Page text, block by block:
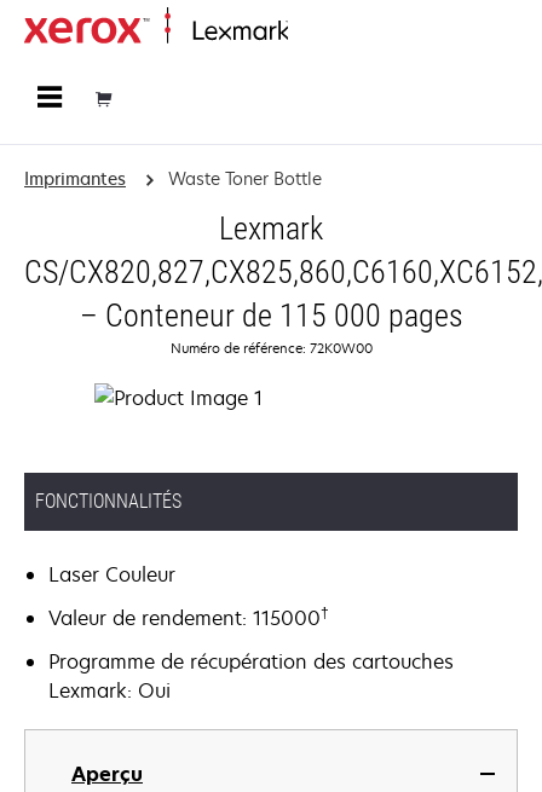
Imprimantes Waste Toner Bottle
Lexmark
CS/
– Conteneur de 115 000 pages
Numéro de référence: 72K0W00
FONCTIONNALITÉS
Laser Couleur
Valeur de rendement: 115000†
Programme de récupération des cartouches
Lexmark: Oui
Aperçu